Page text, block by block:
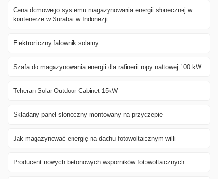
Cena domowego systemu magazynowania energii słonecznej w
kontenerze w Surabai w Indonezji
Elektroniczny falownik solarny
Szafa do magazynowania energii dla rafinerii ropy naftowej 100 kW
Teheran Solar Outdoor Cabinet 15kW
Składany panel słoneczny montowany na przyczepie
Jak magazynować energię na dachu fotowoltaicznym willi
Producent nowych betonowych wsporników fotowoltaicznych